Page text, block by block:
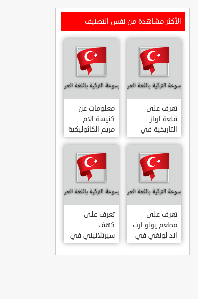
الأكثر مشاهدة من نفس التصنيف
تعرف على
قلعة ارباز
التاريخية في
ولاية ايدن.. من
القلاع الدولة
العثمانية
ARPAZ
KALESI AYDIN
معلومات عن
كنيسة الام
مريم الكاثوليكية
في هاتي .. من
معالم المدينة
التاريخية
والدينية
MERYEM ANA
KATOLIK
KILISESI
HATAY
تعرف على
مطعم يولو ارت
اند لونغي في
ازمير .. مطعم
بجدران متحف
تعرف على
كهف
سيرتلانيني في
ولاية ايدن .. من
اعاجيب الطبيعة